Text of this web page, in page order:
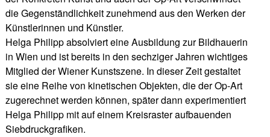
die Gegenständlichkeit zunehmend aus den Werken der
Künstlerinnen und Künstler.
Helga Philipp absolviert eine Ausbildung zur Bildhauerin
in Wien und ist bereits in den sechziger Jahren wichtiges
Mitglied der Wiener Kunstszene. In dieser Zeit gestaltet
sie eine Reihe von kinetischen Objekten, die der Op-Art
zugerechnet werden können, später dann experimentiert
Helga Philipp mit auf einem Kreisraster aufbauenden
Siebdruckgrafiken.